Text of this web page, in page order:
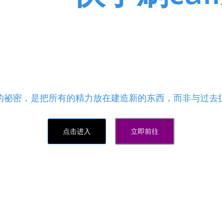
祕密，是把所有的精力放在建造新的东西，而非与过去
点击进入 立即前往